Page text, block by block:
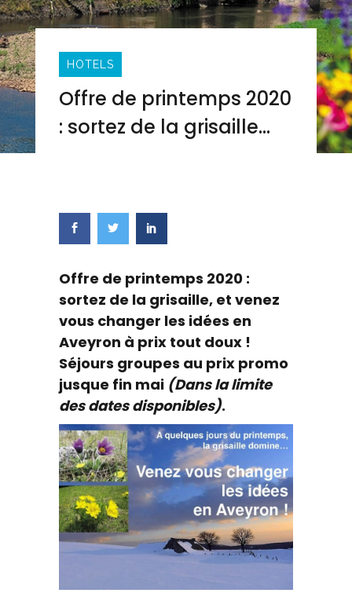
HOTELS
Offre de printemps 2020
: sortez de la grisaille…
Offre de printemps 2020 :
sortez de la grisaille, et venez
vous changer les idées en
Aveyron à prix tout doux !
Séjours groupes au prix promo
jusque fin mai (Dans la limite
des dates disponibles).